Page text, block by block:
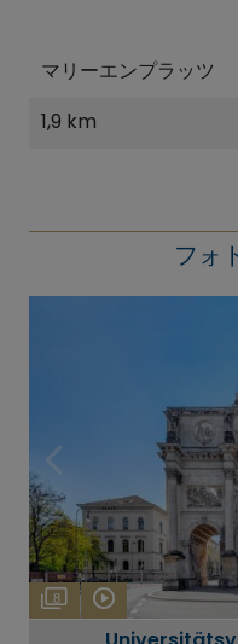
マリーエンプラッツ
1,9 km
フォ
8